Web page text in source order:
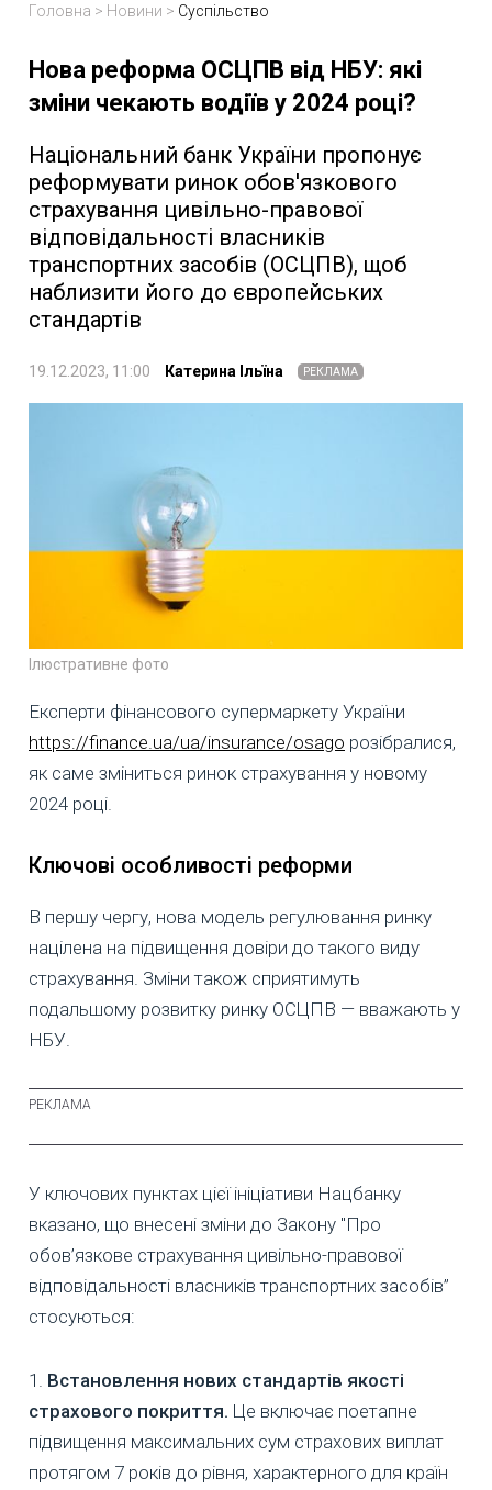
Головна > Новини > Суспільство
Нова реформа ОСЦПВ від НБУ: які
зміни чекають водіїв у 2024 році?
Національний банк України пропонує
реформувати ринок обов'язкового
страхування цивільно-правової
відповідальності власників
транспортних засобів (ОСЦПВ), щоб
наблизити його до європейських
стандартів
19.12.2023, 11:00 Катерина Ільїна РЕКЛАМА
Ілюстративне фото
Експерти фінансового супермаркету України
https://finance.ua/ua/insurance/osago розібралися,
як саме зміниться ринок страхування у новому
2024 році.
Ключові особливості реформи
В першу чергу, нова модель регулювання ринку
націлена на підвищення довіри до такого виду
страхування. Зміни також сприятимуть
подальшому розвитку ринку ОСЦПВ — вважають у
НБУ.
У ключових пунктах цієї ініціативи Нацбанку
вказано, що внесені зміни до Закону "Про
обов’язкове страхування цивільно-правової
відповідальності власників транспортних засобів”
стосуються:
1. Встановлення нових стандартів якості
страхового покриття. Це включає поетапне
підвищення максимальних сум страхових виплат
протягом 7 років до рівня, характерного для країн